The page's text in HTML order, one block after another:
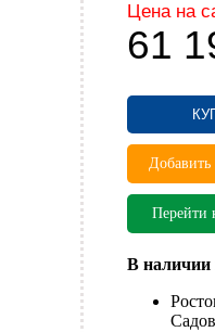
Цена на
61
Перейти
В наличии